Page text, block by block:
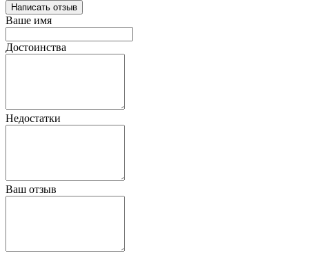
Написать отзыв
Ваше имя
Достоинства
Недостатки
Ваш отзыв